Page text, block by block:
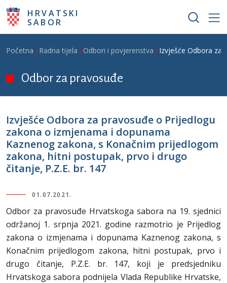
Skoči na glavni sadržaj
HRVATSKI
SABOR
Breadcrumb
Početna Radna tijela Odbori i povjerenstva Izvješće Odbora za
Odbor za pravosuđe
Izvješće Odbora za pravosuđe o Prijedlogu
zakona o izmjenama i dopunama
Kaznenog zakona, s Konačnim prijedlogom
zakona, hitni postupak, prvo i drugo
čitanje, P.Z.E. br. 147
01.07.2021.
Odbor za pravosuđe Hrvatskoga sabora na 19. sjednici
održanoj 1. srpnja 2021. godine razmotrio je Prijedlog
zakona o izmjenama i dopunama Kaznenog zakona, s
Konačnim prijedlogom zakona, hitni postupak, prvo i
drugo čitanje, P.Z.E. br. 147, koji je predsjedniku
Hrvatskoga sabora podnijela Vlada Republike Hrvatske,